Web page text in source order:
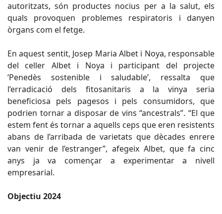
autoritzats, són productes nocius per a la salut, els
quals provoquen problemes respiratoris i danyen
òrgans com el fetge.
En aquest sentit, Josep Maria Albet i Noya, responsable
del celler Albet i Noya i participant del projecte
‘Penedès sostenible i saludable’, ressalta que
l’erradicació dels fitosanitaris a la vinya seria
beneficiosa pels pagesos i pels consumidors, que
podrien tornar a disposar de vins “ancestrals”. “El que
estem fent és tornar a aquells ceps que eren resistents
abans de l’arribada de varietats que dècades enrere
van venir de l’estranger”, afegeix Albet, que fa cinc
anys ja va començar a experimentar a nivell
empresarial.
Objectiu 2024